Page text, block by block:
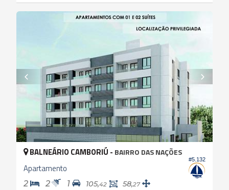
#5.132
BALNEÁRIO CAMBORIÚ - BAIRRO DAS NAÇÕES
Apartamento
2 2 1 105,42 58,27